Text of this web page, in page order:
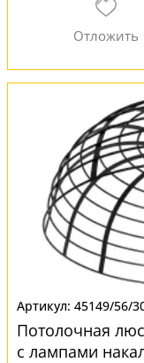
45149/56/
Потолочная
с лампами